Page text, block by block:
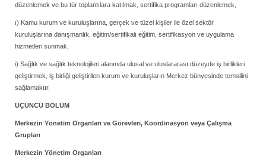
düzenlemek ve bu tür toplantılara katılmak, sertifika programları düzenlemek,
ı) Kamu kurum ve kuruluşlarına, gerçek ve tüzel kişiler ile özel sektör
kuruluşlarına danışmanlık, eğitim/sertifikalı eğitim, sertifikasyon ve uygulama
hizmetleri sunmak,
i) Sağlık ve sağlık teknolojileri alanında ulusal ve uluslararası düzeyde iş birlikleri
geliştirmek, iş birliği geliştirilen kurum ve kuruluşların Merkez bünyesinde temsilini
sağlamaktır.
ÜÇÜNCÜ BÖLÜM
Merkezin Yönetim Organları ve Görevleri, Koordinasyon veya Çalışma
Grupları
Merkezin Yönetim Organları